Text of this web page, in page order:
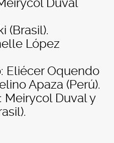
Duval
(Brasil).
López
Eliécer Oquendo
Apaza (Perú).
Meirycol Duval y